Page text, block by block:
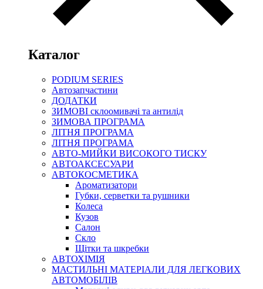
Каталог
PODIUM SERIES
Автозапчастини
ДОДАТКИ
ЗИМОВІ склоомивачі та антилід
ЗИМОВА ПРОГРАМА
ЛІТНЯ ПРОГРАМА
ЛІТНЯ ПРОГРАМА
АВТО-МИЙКИ ВИСОКОГО ТИСКУ
АВТОАКСЕСУАРИ
АВТОКОСМЕТИКА
Ароматизатори
Губки, серветки та рушники
Колеса
Кузов
Салон
Скло
Щітки та шкребки
АВТОХІМІЯ
МАСТИЛЬНІ МАТЕРІАЛИ ДЛЯ ЛЕГКОВИХ
АВТОМОБІЛІВ